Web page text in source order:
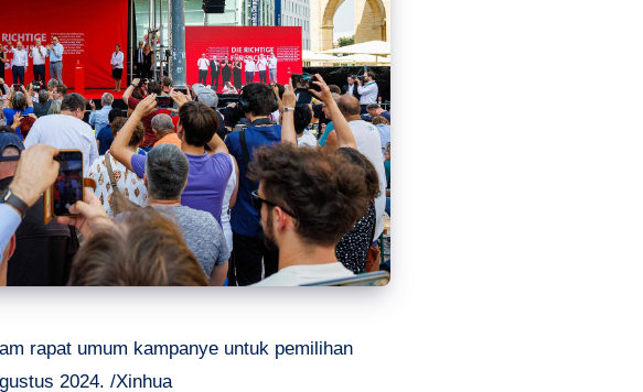
rapat umum kampanye untuk pemilihan
2024. /Xinhua